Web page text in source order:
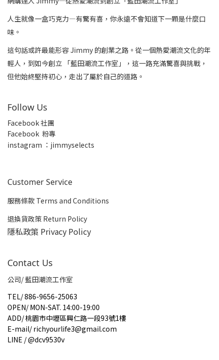
人生就像一盒巧克力—有驚有喜，你永遠不會知道下一顆是什麼口
味。
這句話或許最能形容 Jimmy 的創業之路。從一個熱愛潮流文化的年
輕人，到如今創立 「藍田潮流工作室」，這一路充滿驚喜與挑戰，
但他始終堅持初心，走出了屬於自己的道路。
Follow Us
Facebook 社團
Facebook 粉專
instagram ：jimmyselects
Customer Service
服務條款 Terms and Conditions
退換貨政策 Return Policy
隱私政策 Privacy Policy
Contact Us
公司/ 藍田潮流工作室
TEL/886-9656-25063
OPEN/ MON-SAT. 14:00-19:00
ADD/桃園市中壢區興仁路一段93號1樓
E-mail/richyourlife3@gmail.com
LINE / @dcv9530v